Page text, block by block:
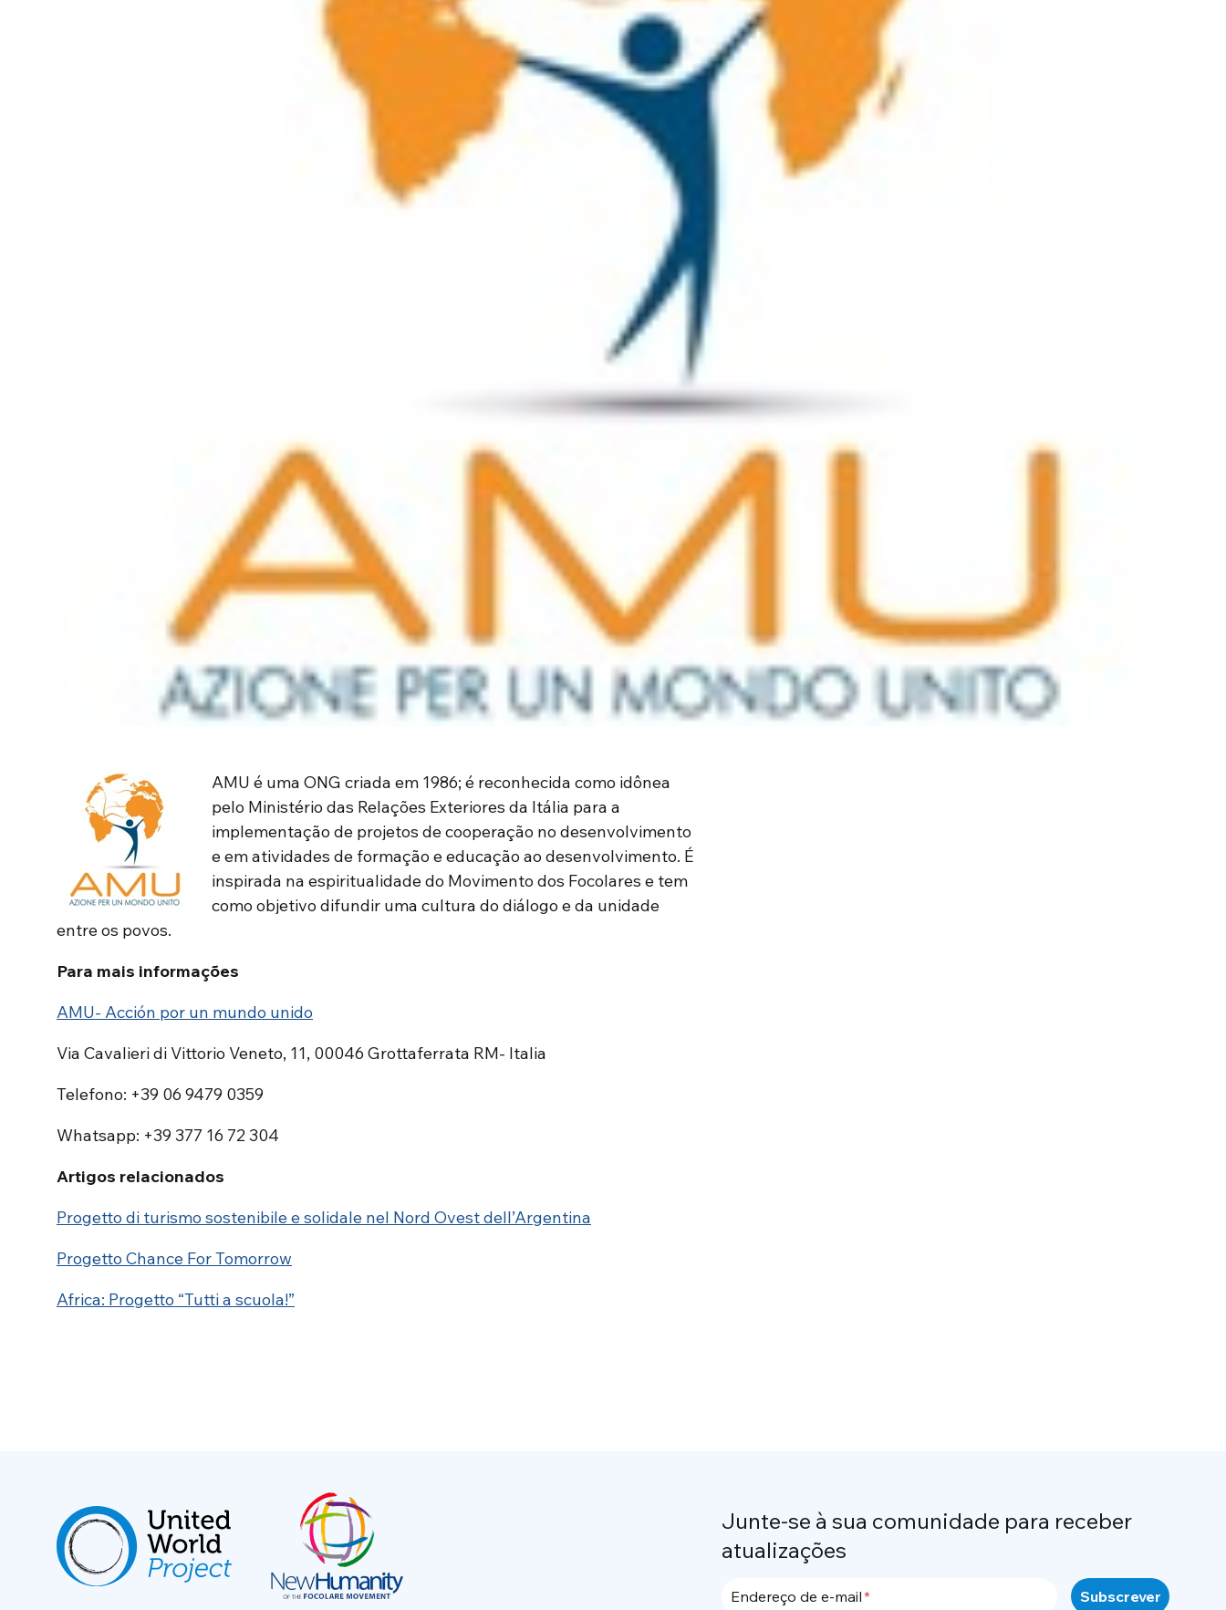
AMU é uma ONG criada em 1986; é reconhecida como idônea
pelo Ministério das Relações Exteriores da Itália para a
implementação de projetos de cooperação no desenvolvimento
e em atividades de formação e educação ao desenvolvimento. É
inspirada na espiritualidade do Movimento dos Focolares e tem
como objetivo difundir uma cultura do diálogo e da unidade
entre os povos.
Para mais informações
AMU- Acción por un mundo unido
Via Cavalieri di Vittorio Veneto, 11, 00046 Grottaferrata RM- Italia
Telefono: +39 06 9479 0359
Whatsapp: +39 377 16 72 304
Artigos relacionados
Progetto di turismo sostenibile e solidale nel Nord Ovest dell’Argentina
Progetto Chance For Tomorrow
Africa: Progetto “Tutti a scuola!”
Junte-se à sua comunidade para receber
atualizações
Endereço de e-mail